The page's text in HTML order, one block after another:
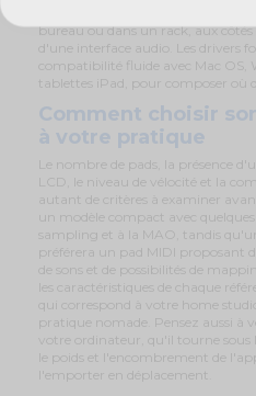
bureau ou dans un rack, aux
d'une interface audio. Les drivers
compatibilité fluide avec Mac OS,
tablettes iPad, pour composer où
Comment choisir
à votre pratique
Le nombre de pads, la présence
LCD, le niveau de vélocité et la
autant de critères à examiner
un modèle compact avec
sampling et à la MAO, tandis
préférera un pad MIDI proposant
de sons et de possibilités de
les caractéristiques de chaque
qui correspond à votre home
pratique nomade. Pensez aussi à
votre ordinateur, qu'il tourne sous
le poids et l'encombrement de
l'emporter en déplacement.